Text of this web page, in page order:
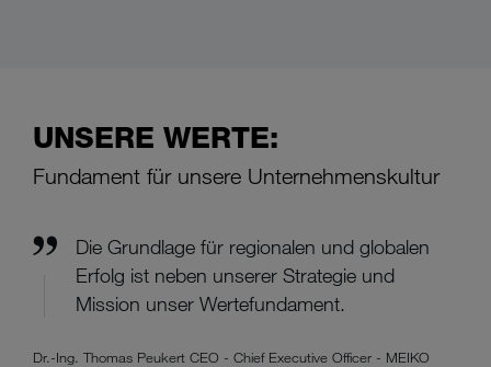
UNSERE WERTE:
Fundament für unsere Unternehmenskultur
Die Grundlage für regionalen und globalen
Erfolg ist neben unserer Strategie und
Mission unser Wertefundament.
Dr.-Ing. Thomas Peukert CEO - Chief Executive Officer - MEIKO